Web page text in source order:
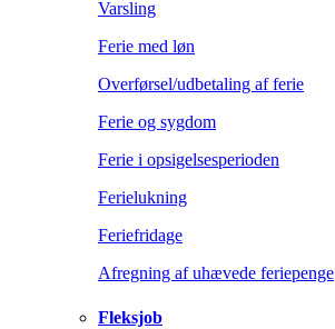
Varsling
Ferie med løn
Overførsel/udbetaling af ferie
Ferie og sygdom
Ferie i opsigelsesperioden
Ferielukning
Feriefridage
Afregning af uhævede feriepenge
Fleksjob